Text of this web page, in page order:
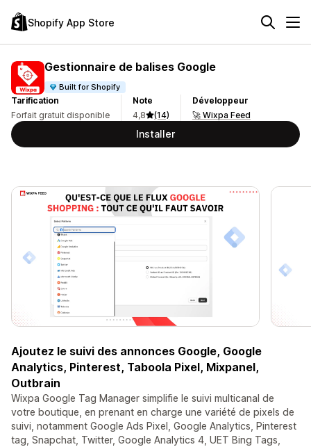
Shopify App Store
Gestionnaire de balises Google
Built for Shopify
Tarification
Forfait gratuit disponible
Note
4,8
(14)
Développeur
🚀 Wixpa Feed
Installer
Ajoutez le suivi des annonces Google, Google
Analytics, Pinterest, Taboola Pixel, Mixpanel,
Outbrain
Wixpa Google Tag Manager simplifie le suivi multicanal de
votre boutique, en prenant en charge une variété de pixels de
suivi, notamment Google Ads Pixel, Google Analytics, Pinterest
tag, Snapchat, Twitter, Google Analytics 4, UET Bing Tags,